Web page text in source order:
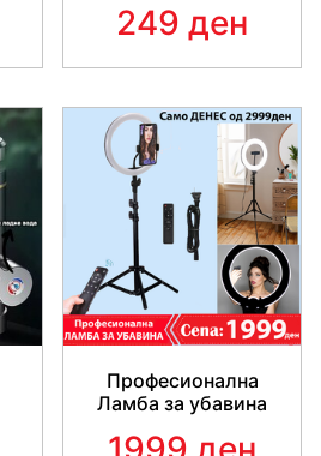
249 ден
Професионална
Ламба за убавина